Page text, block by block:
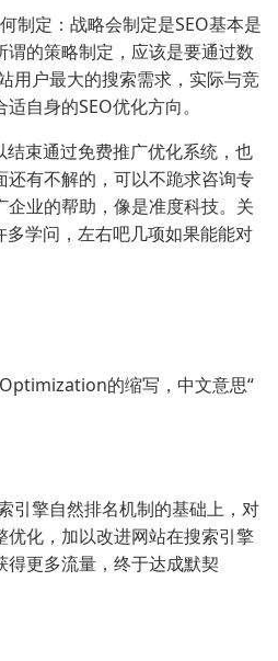
制定：战略会制定是SEO基本是
的策略制定，应该是要通过数
用户最大的搜索需求，实际与竞
自身的SEO优化方向。
结束通过免费推广优化系统，也
有不解的，可以不跪求咨询专
业的帮助，像是准度科技。关
多学问，左右吧几项如果能能对
的缩写，中文意思“
引擎自然排名机制的基础上，对
优化，加以改进网站在搜索引擎
更多流量，终于达成默契